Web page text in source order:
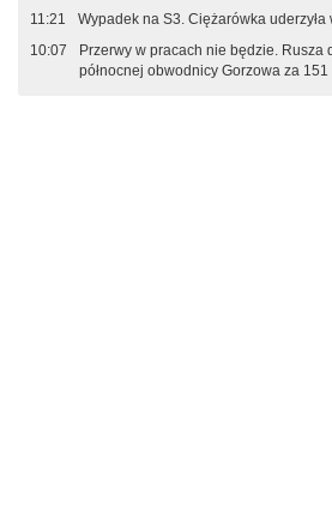
11:21
Wypadek na S3. Ciężarówka uderzyła
10:07
Przerwy w pracach nie będzie. Rusza
północnej obwodnicy Gorzowa za 151